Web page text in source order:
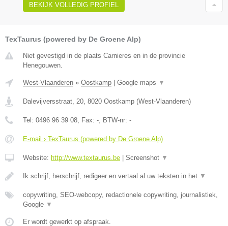
BEKIJK VOLLEDIG PROFIEL
TexTaurus (powered by De Groene Alp)
Niet gevestigd in de plaats Carnieres en in de provincie
Henegouwen.
West-Vlaanderen » Oostkamp Google maps ▼
Dalevijversstraat, 20 8020 Oostkamp (West-Vlaanderen)
Tel: 0496 96 39 08 , Fax: - , BTW-nr: -
E-mail › TexTaurus (powered by De Groene Alp)
Website: http://www.textaurus.be Screenshot ▼
Ik schrijf, herschrijf, redigeer en vertaal al uw teksten in het ▼
copywriting, SEO-webcopy, redactionele copywriting, journalistiek,
Google ▼
Er wordt gewerkt op afspraak.